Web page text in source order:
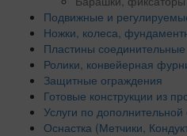
Подвижные и
Ножки, колеса,
Пластины соединительные
Ролики, конвейерная
Защитные ограждения
Готовые конструкции из
Услуги по дополнительной
Оснастка (Метчики,